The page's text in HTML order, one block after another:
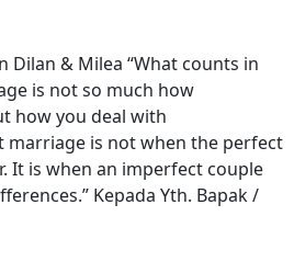
Dilan & Milea “What counts in
is not so much how
how you deal with
marriage is not when the perfect
It is when an imperfect couple
Kepada Yth. Bapak /